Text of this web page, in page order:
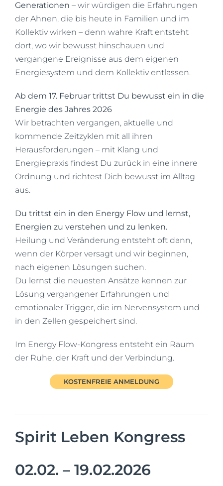
Generationen – wir würdigen die Erfahrungen
der Ahnen, die bis heute in Familien und im
Kollektiv wirken – denn wahre Kraft entsteht
dort, wo wir bewusst hinschauen und
vergangene Ereignisse aus dem eigenen
Energiesystem und dem Kollektiv entlassen.
Ab dem 17. Februar trittst Du bewusst ein in die
Energie des Jahres 2026
Wir betrachten vergangen, aktuelle und
kommende Zeitzyklen mit all ihren
Herausforderungen – mit Klang und
Energiepraxis findest Du zurück in eine innere
Ordnung und richtest Dich bewusst im Alltag
aus.
Du trittst ein in den Energy Flow und lernst,
Energien zu verstehen und zu lenken.
Heilung und Veränderung entsteht oft dann,
wenn der Körper versagt und wir beginnen,
nach eigenen Lösungen suchen.
Du lernst die neuesten Ansätze kennen zur
Lösung vergangener Erfahrungen und
emotionaler Trigger, die im Nervensystem und
in den Zellen gespeichert sind.
Im Energy Flow-Kongress entsteht ein Raum
der Ruhe, der Kraft und der Verbindung.
KOSTENFREIE ANMELDUNG
Spirit Leben Kongress
02.02. – 19.02.2026